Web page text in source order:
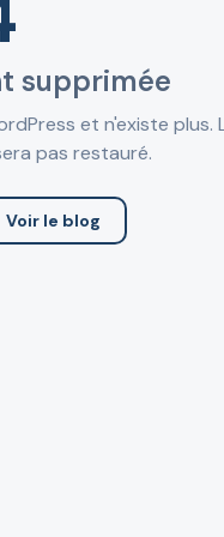
supprimée
et n'existe plus.
pas restauré.
Voir le blog